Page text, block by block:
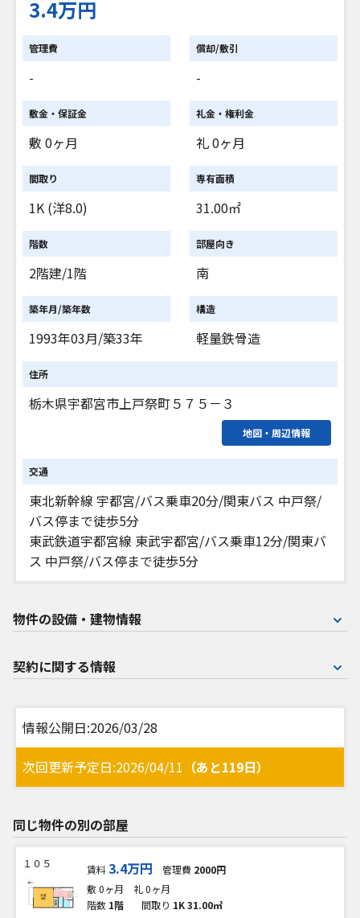
3.4万円
管理費
-
償却/敷引
-
敷金・保証金
敷 0ヶ月
礼金・権利金
礼 0ヶ月
間取り
1K (洋8.0)
専有面積
31.00㎡
階数
2階建/1階
部屋向き
南
築年月/築年数
1993年03月/築33年
構造
軽量鉄骨造
住所
栃木県宇都宮市上戸祭町５７５－３
地図・周辺情報
交通
東北新幹線 宇都宮/バス乗車20分/関東バス 中戸祭/
バス停まで徒歩5分
東武鉄道宇都宮線 東武宇都宮/バス乗車12分/関東バ
ス 中戸祭/バス停まで徒歩5分
物件の設備・建物情報
契約に関する情報
情報公開日:2026/03/28
次回更新予定日:2026/04/11 （あと119日）
同じ物件の別の部屋
１０５ 賃料3.4万円 管理費 2000円
敷 0ヶ月
礼 0ヶ月
階数 1階 間取り 1K31.00㎡